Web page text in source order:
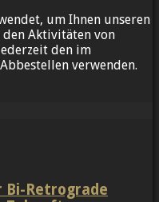
um Ihnen unseren
Aktivitäten von
den im
verwenden.
Bi-Retrograde